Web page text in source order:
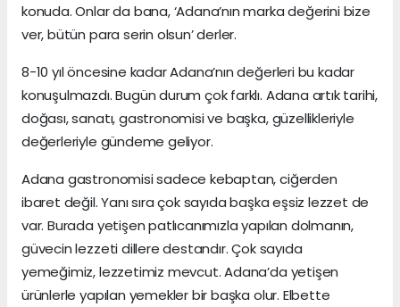
konuda. Onlar da bana, ‘Adana’nın marka değerini bize
ver, bütün para serin olsun’ derler.
8-10 yıl öncesine kadar Adana’nın değerleri bu kadar
konuşulmazdı. Bugün durum çok farklı. Adana artık tarihi,
doğası, sanatı, gastronomisi ve başka, güzellikleriyle
değerleriyle gündeme geliyor.
Adana gastronomisi sadece kebaptan, ciğerden
ibaret değil. Yanı sıra çok sayıda başka eşsiz lezzet de
var. Burada yetişen patlıcanımızla yapılan dolmanın,
güvecin lezzeti dillere destandır. Çok sayıda
yemeğimiz, lezzetimiz mevcut. Adana’da yetişen
ürünlerle yapılan yemekler bir başka olur. Elbette